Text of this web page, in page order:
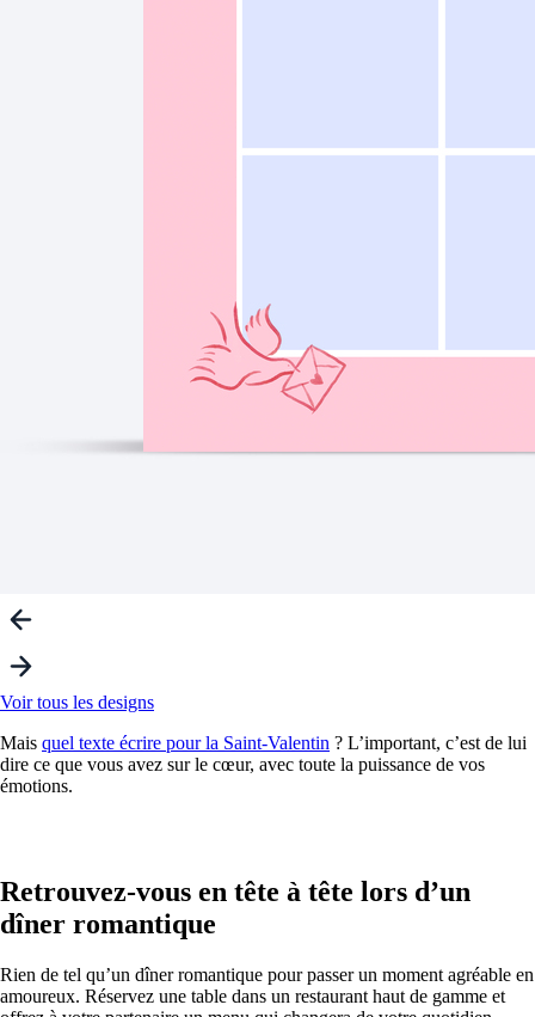
Voir tous les designs
Mais quel texte écrire pour la Saint-Valentin ? L’important, c’est de lui
dire ce que vous avez sur le cœur, avec toute la puissance de vos
émotions.
Retrouvez-vous en tête à tête lors d’un
dîner romantique
Rien de tel qu’un dîner romantique pour passer un moment agréable en
amoureux. Réservez une table dans un restaurant haut de gamme et